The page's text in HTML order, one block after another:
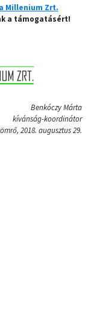
Millenium Zrt.
a támogatásért!
Benkóczy Márta
kívánság-koordinátor
2018. augusztus 29.